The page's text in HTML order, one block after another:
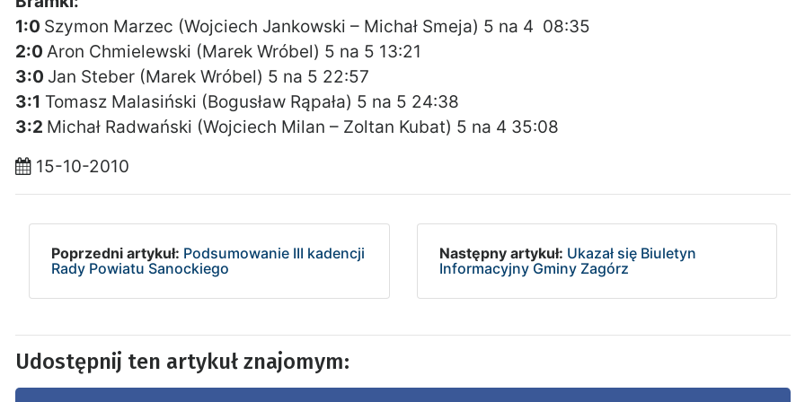
1:0 Szymon Marzec (Wojciech Jankowski – Michał Smeja) 5 na 4 08:35
2:0 Aron Chmielewski (Marek Wróbel) 5 na 5 13:21
3:0 Jan Steber (Marek Wróbel) 5 na 5 22:57
3:1 Tomasz Malasiński (Bogusław Rąpała) 5 na 5 24:38
3:2 Michał Radwański (Wojciech Milan – Zoltan Kubat) 5 na 4 35:08
15-10-2010
Poprzedni artykuł: Podsumowanie III kadencji
Rady Powiatu Sanockiego
Następny artykuł: Ukazał się Biuletyn
Informacyjny Gminy Zagórz
Udostępnij ten artykuł znajomym: